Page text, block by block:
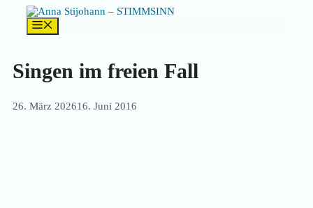
Inhalt
springen
Singen im freien Fall
26. März 202616. Juni 2016